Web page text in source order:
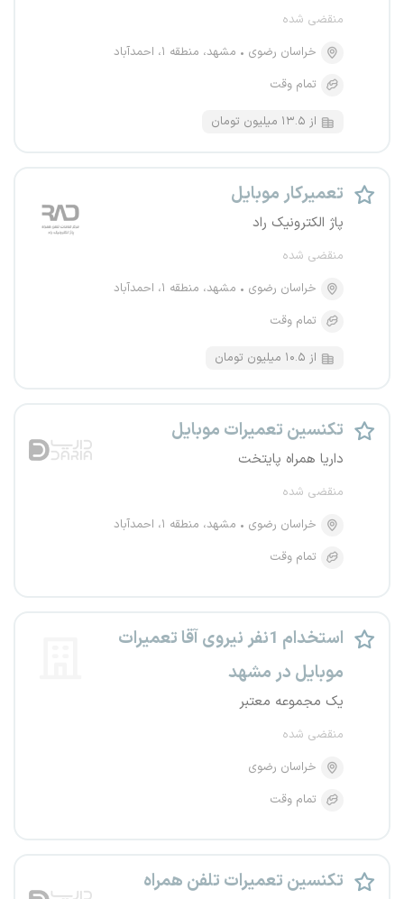
منقضی شده
خراسان رضوی
مشهد، منطقه ۱، احمدآباد
تمام وقت
از ۱۳.۵ میلیون تومان
تعمیرکار موبایل
پاژ الکترونیک راد
منقضی شده
خراسان رضوی
مشهد، منطقه ۱، احمدآباد
تمام وقت
از ۱۰.۵ میلیون تومان
تکنسین تعمیرات موبایل
داریا همراه پایتخت
منقضی شده
خراسان رضوی
مشهد، منطقه ۱، احمدآباد
تمام وقت
استخدام 1نفر نیروی آقا تعمیرات
موبایل در مشهد
یک مجموعه معتبر
منقضی شده
خراسان رضوی
تمام وقت
تکنسین تعمیرات تلفن همراه